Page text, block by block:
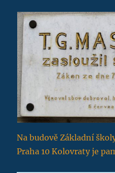
Na budově Základní
Praha 10 Kolovraty je